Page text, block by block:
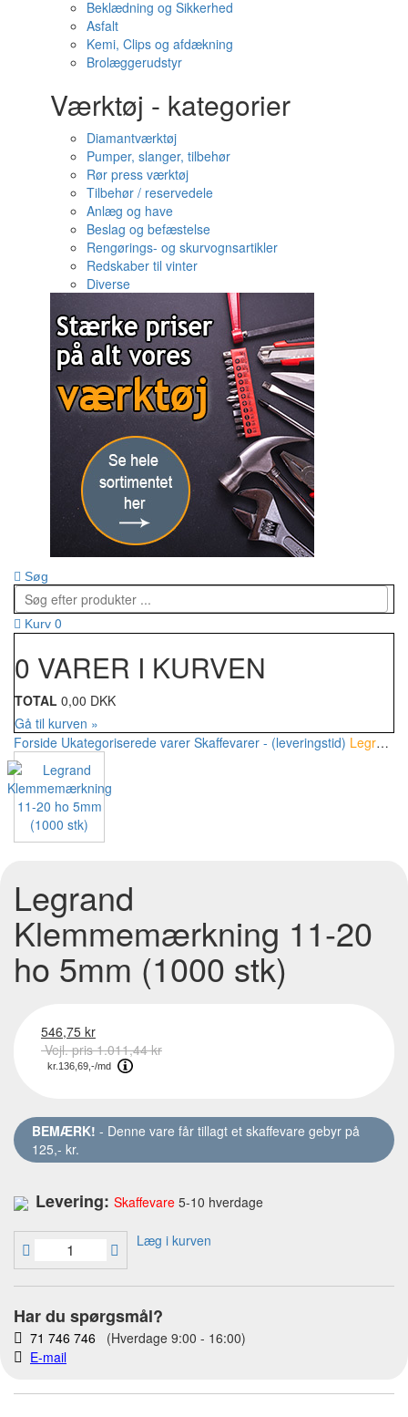
Beklædning og Sikkerhed
Asfalt
Kemi, Clips og afdækning
Brolæggerudstyr
Værktøj - kategorier
Diamantværktøj
Pumper, slanger, tilbehør
Rør press værktøj
Tilbehør / reservedele
Anlæg og have
Beslag og befæstelse
Rengørings- og skurvognsartikler
Redskaber til vinter
Diverse
Søg
Kurv 0
0 VARER I KURVEN
TOTAL 0,00 DKK
Gå til kurven »
Forside Ukategoriserede varer Skaffevarer - (leveringstid) Legrand Klemmemærkning 11-20 ho 5mm (1000 stk)
Legrand
Klemmemærkning 11-20
ho 5mm (1000 stk)
546,75 kr
Vejl. pris 1.011,44 kr
BEMÆRK! - Denne vare får tillagt et skaffevare gebyr på
125,- kr.
Levering: Skaffevare 5-10 hverdage
Læg i kurven
Har du spørgsmål?
71 746 746 (Hverdage 9:00 - 16:00)
E-mail